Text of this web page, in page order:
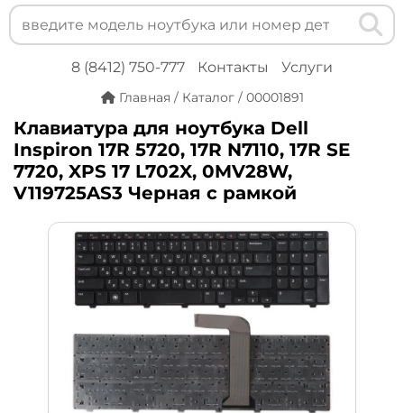
8 (8412) 750-777 Контакты Услуги
Главная / Каталог / 00001891
Клавиатура для ноутбука Dell
Inspiron 17R 5720, 17R N7110, 17R SE
7720, XPS 17 L702X, 0MV28W,
V119725AS3 Черная с рамкой